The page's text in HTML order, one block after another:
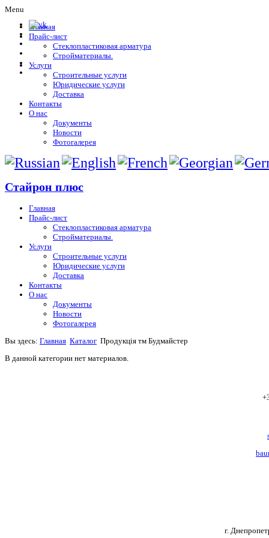
Menu
Главная
Прайс-лист
Стеклопластиковая арматура
Стройматериалы.
Услуги
Строительные услуги
Юридические услуги
Доставка
Контакты
О нас
Документы
Новости
Фотогалерея
Стайрон плюс
Главная
Прайс-лист
Стеклопластиковая арматура
Стройматериалы.
Услуги
Строительные услуги
Юридические услуги
Доставка
Контакты
О нас
Документы
Новости
Фотогалерея
Вы здесь: Главная Каталог Продукція тм Будмайстер
В данной категории нет материалов.
г.